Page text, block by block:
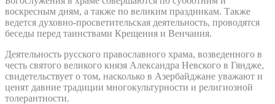
воскресным дням, а также по великим праздникам. Также
ведется духовно-просветительская деятельность, проводятся
беседы перед таинствами Крещения и Венчания.
Деятельность русского православного храма, возведенного в
честь святого великого князя Александра Невского в Гяндже,
свидетельствует о том, насколько в Азербайджане уважают и
ценят давние традиции многокультурности и религиозной
толерантности.